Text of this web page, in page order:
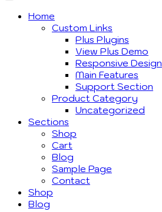
Home
Custom Links
Plus Plugins
View Plus Demo
Responsive Design
Main Features
Support Section
Product Category
Uncategorized
Sections
Shop
Cart
Blog
Sample Page
Contact
Shop
Blog